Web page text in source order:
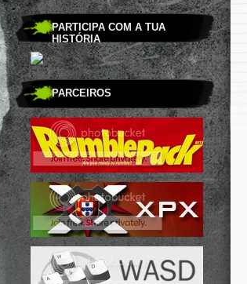
PARTICIPA COM A TUA
HISTÓRIA
PARCEIROS